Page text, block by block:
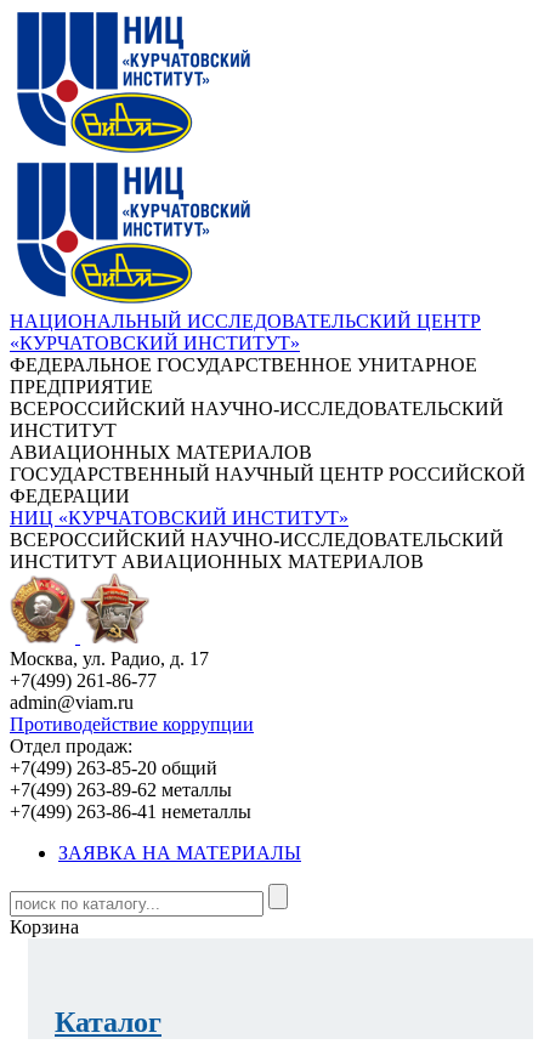
НАЦИОНАЛЬНЫЙ ИССЛЕДОВАТЕЛЬСКИЙ ЦЕНТР
«КУРЧАТОВСКИЙ ИНСТИТУТ»
ФЕДЕРАЛЬНОЕ ГОСУДАРСТВЕННОЕ УНИТАРНОЕ
ПРЕДПРИЯТИЕ
ВСЕРОССИЙСКИЙ НАУЧНО-ИССЛЕДОВАТЕЛЬСКИЙ
ИНСТИТУТ
АВИАЦИОННЫХ МАТЕРИАЛОВ
ГОСУДАРСТВЕННЫЙ НАУЧНЫЙ ЦЕНТР РОССИЙСКОЙ
ФЕДЕРАЦИИ
НИЦ «КУРЧАТОВСКИЙ ИНСТИТУТ»
ВСЕРОССИЙСКИЙ НАУЧНО-ИССЛЕДОВАТЕЛЬСКИЙ
ИНСТИТУТ АВИАЦИОННЫХ МАТЕРИАЛОВ
Москва, ул. Радио, д. 17
+7(499) 261-86-77
admin@viam.ru
Противодействие коррупции
Отдел продаж:
+7(499) 263-85-20 общий
+7(499) 263-89-62 металлы
+7(499) 263-86-41 неметаллы
ЗАЯВКА НА МАТЕРИАЛЫ
Корзина
Каталог